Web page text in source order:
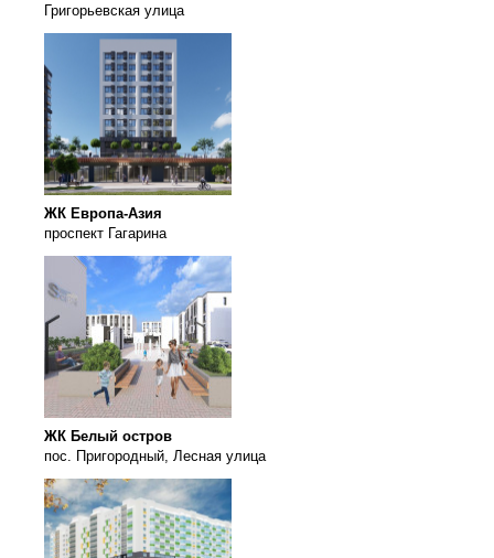
Григорьевская улица
ЖК Европа-Азия
проспект Гагарина
ЖК Белый остров
пос. Пригородный, Лесная улица